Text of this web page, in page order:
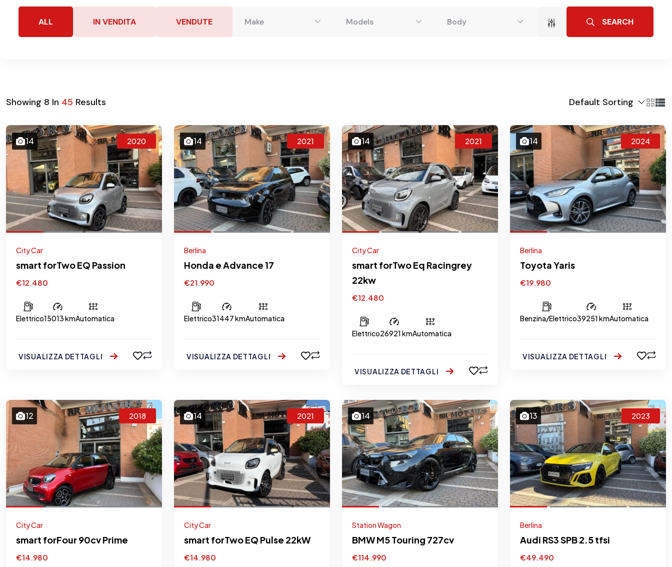
ALL IN VENDITA VENDUTE Make Models Body SEARCH
Showing 8 In 45 Results Default Sorting
14 2020
City Car
smart forTwo EQ Passion
€12.480
Elettrico15013 kmAutomatica
VISUALIZZA DETTAGLI
14 2021
Berlina
Honda e Advance 17
€21.990
Elettrico31447 kmAutomatica
VISUALIZZA DETTAGLI
14 2021
City Car
smart forTwo Eq Racingrey
22kw
€12.480
Elettrico26921 kmAutomatica
VISUALIZZA DETTAGLI
14 2024
Berlina
Toyota Yaris
€19.980
Benzina/Elettrico39251 kmAutomatica
VISUALIZZA DETTAGLI
12 2018
City Car
smart forFour 90cv Prime
€14.980
14 2021
City Car
smart forTwo EQ Pulse 22kW
€14.980
14
Station Wagon
BMW M5 Touring 727cv
€114.990
13 2023
Berlina
Audi RS3 SPB 2.5 tfsi
€49.490